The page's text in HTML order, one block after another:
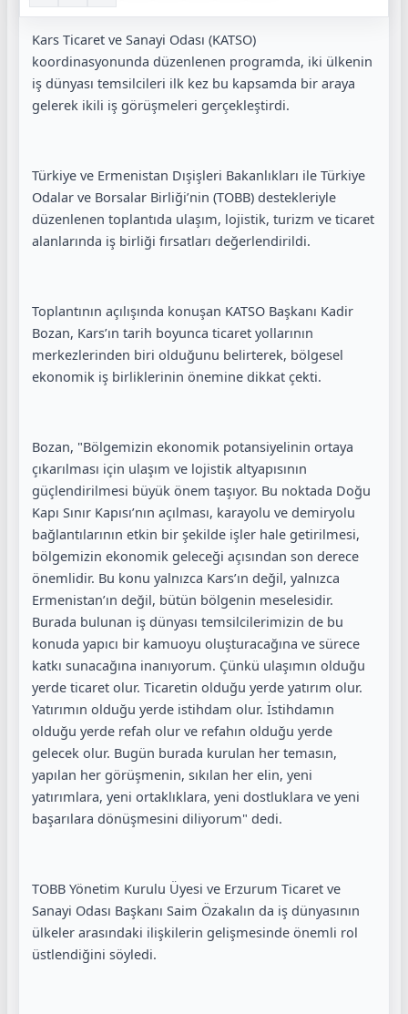
Kars Ticaret ve Sanayi Odası (KATSO)
koordinasyonunda düzenlenen programda, iki ülkenin
iş dünyası temsilcileri ilk kez bu kapsamda bir araya
gelerek ikili iş görüşmeleri gerçekleştirdi.
Türkiye ve Ermenistan Dışişleri Bakanlıkları ile Türkiye
Odalar ve Borsalar Birliği’nin (TOBB) destekleriyle
düzenlenen toplantıda ulaşım, lojistik, turizm ve ticaret
alanlarında iş birliği fırsatları değerlendirildi.
Toplantının açılışında konuşan KATSO Başkanı Kadir
Bozan, Kars’ın tarih boyunca ticaret yollarının
merkezlerinden biri olduğunu belirterek, bölgesel
ekonomik iş birliklerinin önemine dikkat çekti.
Bozan, "Bölgemizin ekonomik potansiyelinin ortaya
çıkarılması için ulaşım ve lojistik altyapısının
güçlendirilmesi büyük önem taşıyor. Bu noktada Doğu
Kapı Sınır Kapısı’nın açılması, karayolu ve demiryolu
bağlantılarının etkin bir şekilde işler hale getirilmesi,
bölgemizin ekonomik geleceği açısından son derece
önemlidir. Bu konu yalnızca Kars’ın değil, yalnızca
Ermenistan’ın değil, bütün bölgenin meselesidir.
Burada bulunan iş dünyası temsilcilerimizin de bu
konuda yapıcı bir kamuoyu oluşturacağına ve sürece
katkı sunacağına inanıyorum. Çünkü ulaşımın olduğu
yerde ticaret olur. Ticaretin olduğu yerde yatırım olur.
Yatırımın olduğu yerde istihdam olur. İstihdamın
olduğu yerde refah olur ve refahın olduğu yerde
gelecek olur. Bugün burada kurulan her temasın,
yapılan her görüşmenin, sıkılan her elin, yeni
yatırımlara, yeni ortaklıklara, yeni dostluklara ve yeni
başarılara dönüşmesini diliyorum" dedi.
TOBB Yönetim Kurulu Üyesi ve Erzurum Ticaret ve
Sanayi Odası Başkanı Saim Özakalın da iş dünyasının
ülkeler arasındaki ilişkilerin gelişmesinde önemli rol
üstlendiğini söyledi.